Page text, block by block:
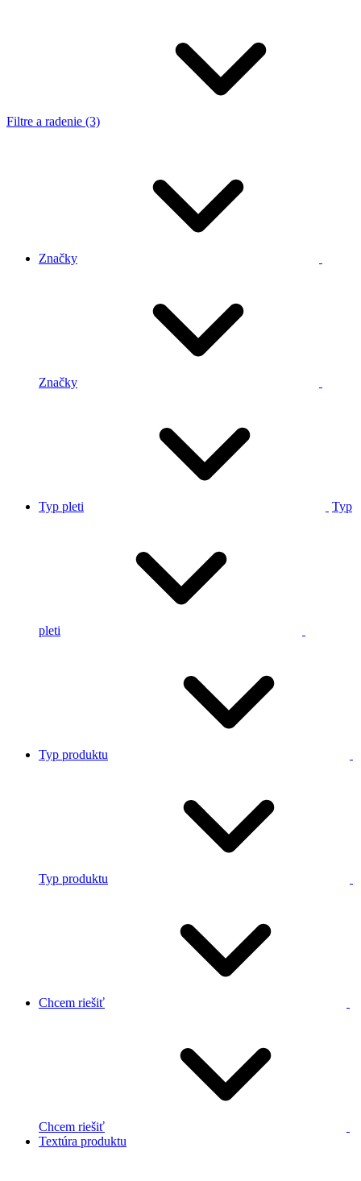
Filtre a radenie (3)
Značky
Značky
Typ pleti Typ
pleti
Typ produktu
Typ produktu
Chcem riešiť
Chcem riešiť
Textúra produktu